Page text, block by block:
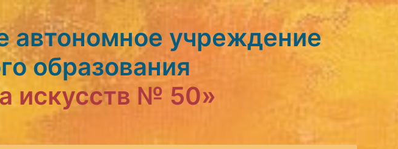
автономное учреждение
образования
искусств № 50»